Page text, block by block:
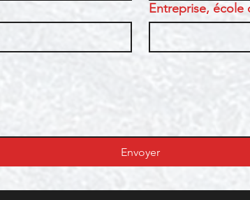
Entreprise, école
Envoyer